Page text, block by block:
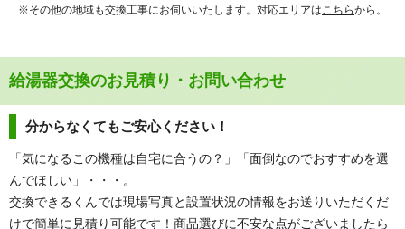
※その他の地域も交換工事にお伺いいたします。対応エリアはこちらから。
給湯器交換のお見積り・お問い合わせ
分からなくてもご安心ください！
「気になるこの機種は自宅に合うの？」「面倒なのでおすすめを選
んでほしい」・・・。
交換できるくんでは現場写真と設置状況の情報をお送りいただくだ
けで簡単に見積り可能です！商品選びに不安な点がございましたら